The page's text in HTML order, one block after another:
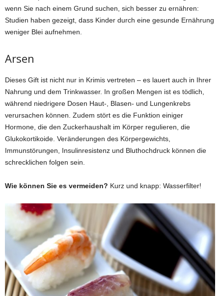
wenn Sie nach einem Grund suchen, sich besser zu ernähren:
Studien haben gezeigt, dass Kinder durch eine gesunde Ernährung
weniger Blei aufnehmen.
Arsen
Dieses Gift ist nicht nur in Krimis vertreten – es lauert auch in Ihrer
Nahrung und dem Trinkwasser. In großen Mengen ist es tödlich,
während niedrigere Dosen Haut-, Blasen- und Lungenkrebs
verursachen können. Zudem stört es die Funktion einiger
Hormone, die den Zuckerhaushalt im Körper regulieren, die
Glukokortikoide. Veränderungen des Körpergewichts,
Immunstörungen, Insulinresistenz und Bluthochdruck können die
schrecklichen folgen sein.
Wie können Sie es vermeiden? Kurz und knapp: Wasserfilter!